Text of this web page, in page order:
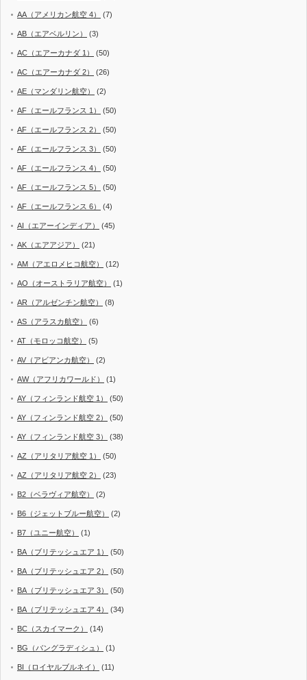
AA（アメリカン航空 4） (7)
AB（エアベルリン） (3)
AC（エアーカナダ 1） (50)
AC（エアーカナダ 2） (26)
AE（マンダリン航空） (2)
AF（エールフランス 1） (50)
AF（エールフランス 2） (50)
AF（エールフランス 3） (50)
AF（エールフランス 4） (50)
AF（エールフランス 5） (50)
AF（エールフランス 6） (4)
AI（エアーインディア） (45)
AK（エアアジア） (21)
AM（アエロメヒコ航空） (12)
AO（オーストラリア航空） (1)
AR（アルゼンチン航空） (8)
AS（アラスカ航空） (6)
AT（モロッコ航空） (5)
AV（アビアンカ航空） (2)
AW（アフリカワールド） (1)
AY（フィンランド航空 1） (50)
AY（フィンランド航空 2） (50)
AY（フィンランド航空 3） (38)
AZ（アリタリア航空 1） (50)
AZ（アリタリア航空 2） (23)
B2（ベラヴィア航空） (2)
B6（ジェットブルー航空） (2)
B7（ユニー航空） (1)
BA（ブリテッシュエア 1） (50)
BA（ブリテッシュエア 2） (50)
BA（ブリテッシュエア 3） (50)
BA（ブリテッシュエア 4） (34)
BC（スカイマーク） (14)
BG（バングラディシュ） (1)
BI（ロイヤルブルネイ） (11)